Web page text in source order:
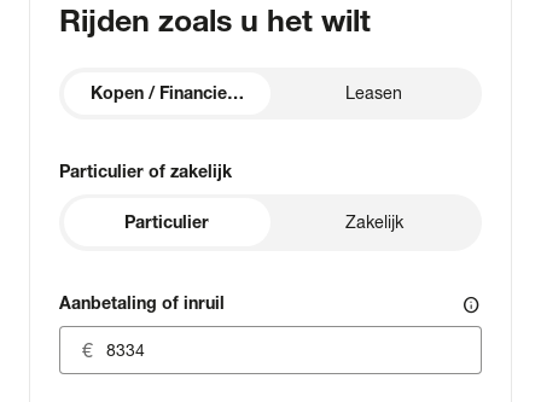
Rijden zoals u het wilt
Kopen / Financieren Leasen
Particulier of zakelijk
Particulier Zakelijk
Aanbetaling of inruil info